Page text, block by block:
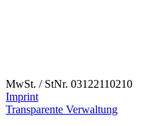
MwSt. / StNr. 03122110210
Imprint
Transparente Verwaltung